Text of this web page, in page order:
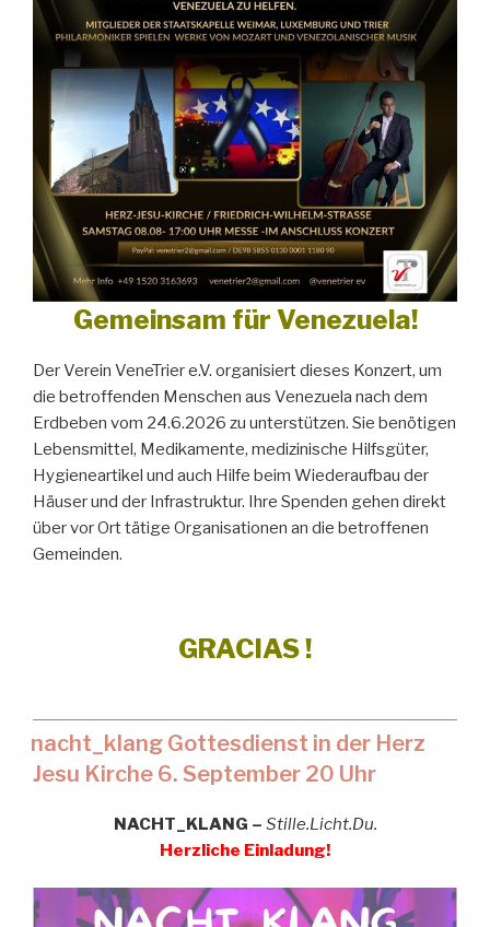
Gemeinsam für Venezuela!
Der Verein VeneTrier e.V. organisiert dieses Konzert, um
die betroffenden Menschen aus Venezuela nach dem
Erdbeben vom 24.6.2026 zu unterstützen. Sie benötigen
Lebensmittel, Medikamente, medizinische Hilfsgüter,
Hygieneartikel und auch Hilfe beim Wiederaufbau der
Häuser und der Infrastruktur. Ihre Spenden gehen direkt
über vor Ort tätige Organisationen an die betroffenen
Gemeinden.
GRACIAS !
nacht_klang Gottesdienst in der Herz
Jesu Kirche 6. September 20 Uhr
NACHT_KLANG – Stille.Licht.Du.
Herzliche Einladung!